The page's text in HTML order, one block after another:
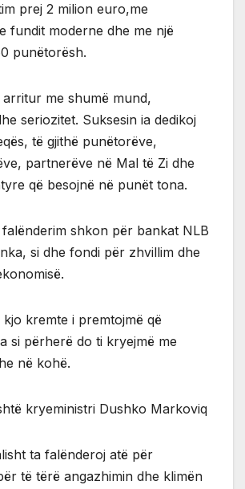
prej 2 milion euro,me
fundit moderne dhe me një
punëtorësh.
arritur me shumë mund,
seriozitet. Suksesin ia dedikoj
të gjithë punëtorëve,
partnerëve në Mal të Zi dhe
që besojnë në punët tona.
shkon për bankat NLB
si dhe fondi për zhvillim dhe
kjo kremte i premtojmë që
si përherë do ti kryejmë me
në kohë.
kryeministri Dushko Markoviq
ta falënderoj atë për
të tërë angazhimin dhe klimën